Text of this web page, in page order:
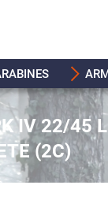
IV 22/45
(2C)